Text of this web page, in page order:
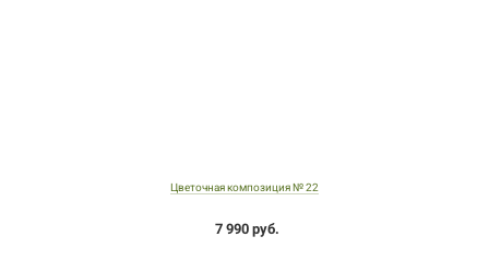
Цветочная композиция № 22
7 990 руб.